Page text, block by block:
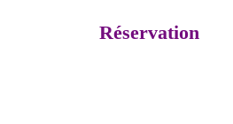
Réservation